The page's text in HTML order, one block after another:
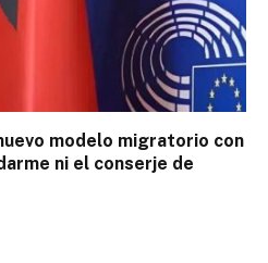
modelo migratorio con
ni el conserje de